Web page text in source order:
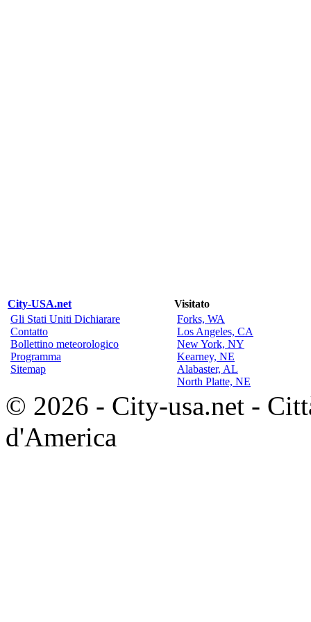
City-USA.net
Visitato
Gli Stati Uniti Dichiarare
Contatto
Bollettino meteorologico
Programma
Sitemap
Forks, WA
Los Angeles, CA
New York, NY
Kearney, NE
Alabaster, AL
North Platte, NE
© 2026 - City-usa.net -
d'America